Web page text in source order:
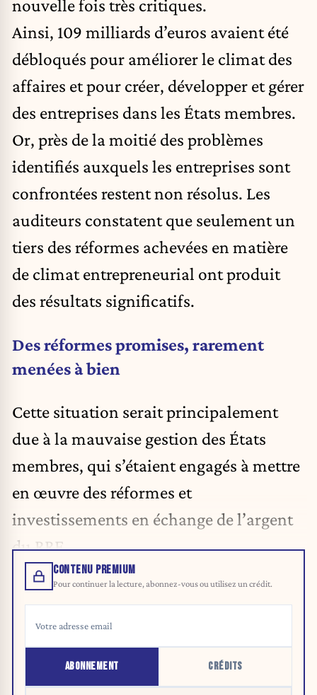
nouvelle fois très critiques.
Ainsi, 109 milliards d’euros avaient été
débloqués pour améliorer le climat des
affaires et pour créer, développer et gérer
des entreprises dans les États membres.
Or, près de la moitié des problèmes
identifiés auxquels les entreprises sont
confrontées restent non résolus. Les
auditeurs constatent que seulement un
tiers des réformes achevées en matière
de climat entrepreneurial ont produit
des résultats significatifs.
Des réformes promises, rarement
menées à bien
Cette situation serait principalement
due à la mauvaise gestion des États
membres, qui s’étaient engagés à mettre
en œuvre des réformes et
investissements en échange de l’argent
du RRF.
CONTENU PREMIUM
Pour continuer la lecture, abonnez-vous ou utilisez un crédit.
ABONNEMENT CRÉDITS